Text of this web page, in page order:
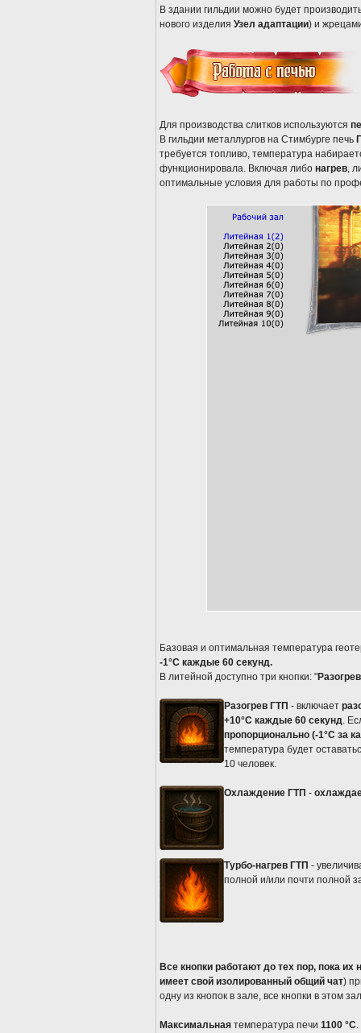
В здании гильдии можно будет
нового изделия Узел адаптации) и
Для производства слитков используются
В гильдии металлургов на Стимбурге печь
требуется топливо, температура
функционировала. Включая либо нагрев,
оптимальные условия для работы по
Базовая и оптимальная температура
-1°C каждые 60 секунд.
В литейной доступно три кнопки: "
Разогрев ГТП - включает
+10°C каждые 60 секунд.
пропорционально (-1°C за
температура будет
10 человек.
Охлаждение ГТП -
Турбо-нагрев ГТП -
полной и/или почти полной
Все кнопки работают до тех пор, пока их
имеет свой изолированный общий чат)
одну из кнопок в зале, все кнопки в этом
Максимальная температура печи 1100 °C